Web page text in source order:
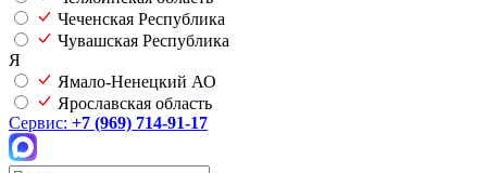
Чеченская Республика
Чувашская Республика
Я
Ямало-Ненецкий АО
Ярославская область
Сервис: +7 (969) 714-91-17